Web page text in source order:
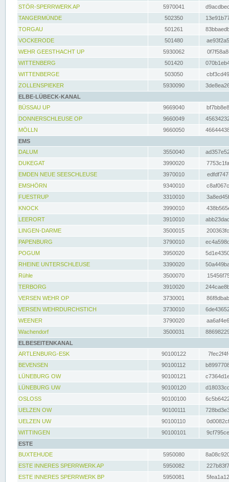
STÖR-SPERRWERK AP 5970041
TANGERMÜNDE
502350
TORGAU
501261
VOCKERODE
501480
WEHR GEESTHACHT UP
5930062
WITTENBERG
501420
WITTENBERGE
503050
ZOLLENSPIEKER
5930090
ELBE-LÜBECK-KANAL
BÜSSAU UP
9669040
DONNERSCHLEUSE OP
9660049
MÖLLN
9660050
EMS
DALUM
3550040
DUKEGAT
3990020
EMDEN NEUE SEESCHLEUSE
3970010
EMSHÖRN
9340010
FUESTRUP
3310010
KNOCK
3990010
LEERORT
3910010
LINGEN-DARME
3500015
PAPENBURG
3790010
POGUM
3950020
RHEINE UNTERSCHLEUSE
3390020
Rühle
3500070
TERBORG
3910020
VERSEN WEHR OP
3730001
VERSEN WEHRDURCHSTICH
3730010
WEENER
3790020
Wachendorf
3500031
ELBESEITENKANAL
ARTLENBURG-ESK
90100122
BEVENSEN
90100112
LÜNEBURG OW
90100121
LÜNEBURG UW
90100120
OSLOSS
90100100
UELZEN OW
90100111
UELZEN UW
90100110
WITTINGEN
90100101
ESTE
BUXTEHUDE
5950080
ESTE INNERES SPERRWERK AP
5950082
ESTE INNERES SPERRWERK BP
5950081